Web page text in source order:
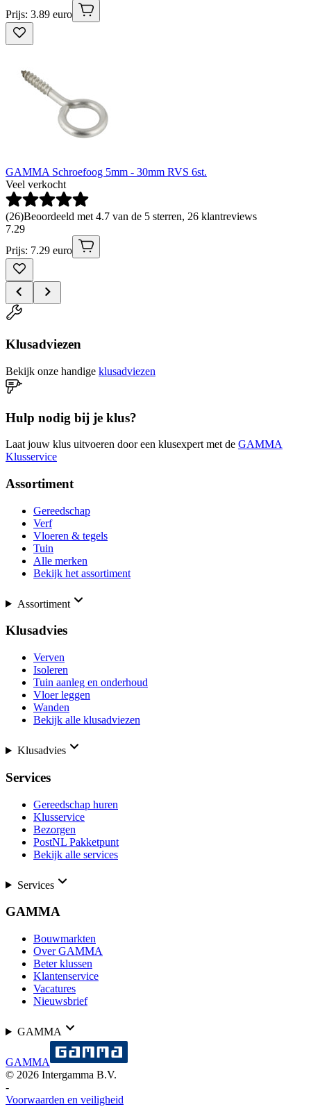
Prijs: 3.89 euro
GAMMA Schroefoog 5mm - 30mm RVS 6st.
Veel verkocht
(26)Beoordeeld met 4.7 van de 5 sterren, 26 klantreviews
7.29
Prijs: 7.29 euro
Klusadviezen
Bekijk onze handige klusadviezen
Hulp nodig bij je klus?
Laat jouw klus uitvoeren door een klusexpert met de GAMMA
Klusservice
Assortiment
Gereedschap
Verf
Vloeren & tegels
Tuin
Alle merken
Bekijk het assortiment
Assortiment
Klusadvies
Verven
Isoleren
Tuin aanleg en onderhoud
Vloer leggen
Wanden
Bekijk alle klusadviezen
Klusadvies
Services
Gereedschap huren
Klusservice
Bezorgen
PostNL Pakketpunt
Bekijk alle services
Services
GAMMA
Bouwmarkten
Over GAMMA
Beter klussen
Klantenservice
Vacatures
Nieuwsbrief
GAMMA
GAMMA
© 2026 Intergamma B.V.
-
Voorwaarden en veiligheid